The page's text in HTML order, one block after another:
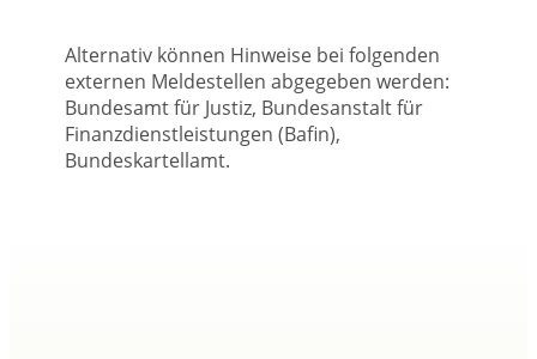
​Alternativ können Hinweise bei folgenden
externen Meldestellen abgegeben werden:
Bundesamt für Justiz, Bundesanstalt für
Finanzdienstleistungen (Bafin),
Bundeskartellamt.